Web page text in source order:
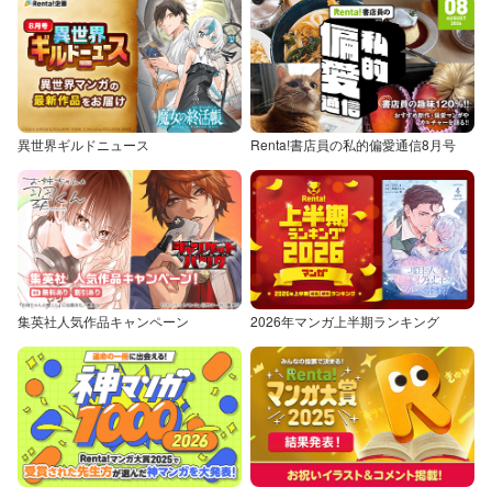
異世界ギルドニュース Renta!書店員の私的偏愛通信8月号
集英社人気作品キャンペーン 2026年マンガ上半期ランキング